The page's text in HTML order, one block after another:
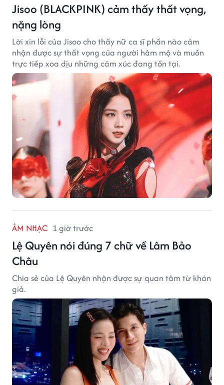
Jisoo (BLACKPINK) cảm thấy thất vọng,
nặng lòng
Lời xin lỗi của Jisoo cho thấy nữ ca sĩ phần nào cảm
nhận được sự thất vọng của người hâm mộ và muốn
trực tiếp xoa dịu những cảm xúc đang tồn tại.
ÂM NHẠC 1 giờ trước
Lệ Quyên nói đúng 7 chữ về Lâm Bảo
Châu
Chia sẻ của Lệ Quyên nhận được sự quan tâm từ khán
giả.